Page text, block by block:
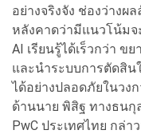
อย่างจริงจัง ช่องว่าง
หลังคาดว่ามีแนวโน้มจ
AI เรียนรู้ได้เร็วกว่า
และนำระบบการตัดสิ
ได้อย่างปลอดภัยในวง
ด้านนาย พิสิฐ ทางธน
PwC ประเทศไทย กล่า